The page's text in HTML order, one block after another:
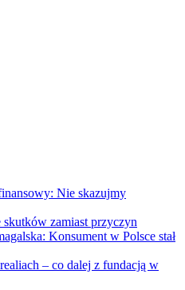
Nie skazujmy
zamiast przyczyn
Konsument w Polsce stał
– co dalej z fundacją w